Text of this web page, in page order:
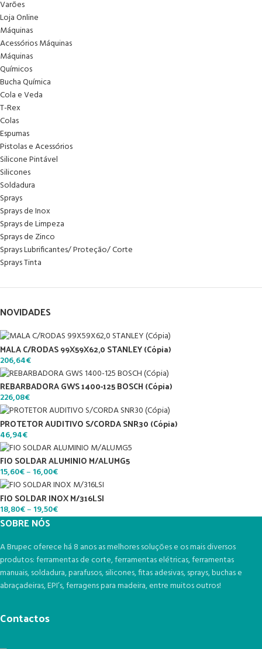
Varões
Loja Online
Máquinas
Acessórios Máquinas
Máquinas
Químicos
Bucha Química
Cola e Veda
T-Rex
Colas
Espumas
Pistolas e Acessórios
Silicone Pintável
Silicones
Soldadura
Sprays
Sprays de Inox
Sprays de Limpeza
Sprays de Zinco
Sprays Lubrificantes/ Proteção/ Corte
Sprays Tinta
NOVIDADES
MALA C/RODAS 99X59X62,0 STANLEY (Cópia)
206,64€
REBARBADORA GWS 1400-125 BOSCH (Cópia)
226,08€
PROTETOR AUDITIVO S/CORDA SNR30 (Cópia)
46,94€
FIO SOLDAR ALUMINIO M/ALUMG5
15,60€– 16,00€
FIO SOLDAR INOX M/316LSI
18,80€– 19,50€
SOBRE NÓS
A Brupec oferece há 8 anos as melhores soluções e os mais diversos
produtos: ferramentas de corte, ferramentas elétricas, ferramentas
manuais, soldadura, parafusos, silicones, fitas adesivas, sprays, buchas e
abraçadeiras, EPI’s, ferragens para madeira, entre muitos outros!
Contactos